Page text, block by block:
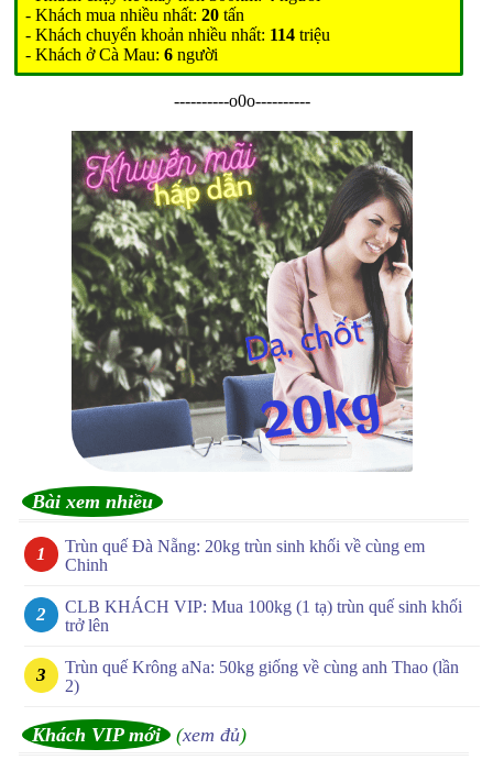
- Khách mua nhiều nhất:20 tấn
- Khách chuyển khoản nhiều nhất: 114 triệu
- Khách ở Cà Mau:6 người
----------o0o----------
Bài xem nhiều
Trùn quế Đà Nẵng: 20kg trùn sinh khối về cùng em
Chinh
CLB KHÁCH VIP: Mua 100kg (1 tạ) trùn quế sinh khối
trở lên
Trùn quế Krông aNa: 50kg giống về cùng anh Thao (lần
2)
Khách VIP mới (xem đủ)